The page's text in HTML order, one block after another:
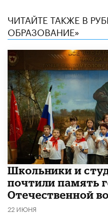
ЧИТАЙТЕ ТАКЖЕ В
ОБРАЗОВАНИЕ»
Школьники и
почтили память
Отечественной
22 ИЮНЯ